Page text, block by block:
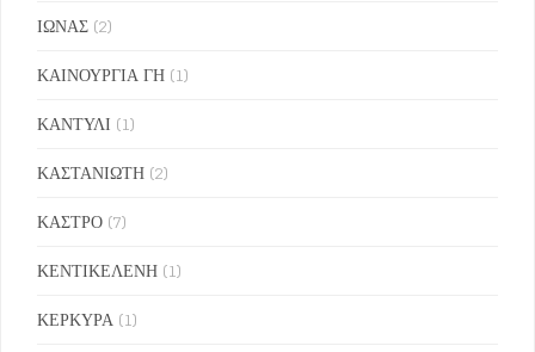
ΙΩΝΑΣ (2)
ΚΑΙΝΟΥΡΓΙΑ ΓΗ (1)
ΚΑΝΤΥΛΙ (1)
ΚΑΣΤΑΝΙΩΤΗ (2)
ΚΑΣΤΡΟ (7)
ΚΕΝΤΙΚΕΛΕΝΗ (1)
ΚΕΡΚΥΡΑ (1)